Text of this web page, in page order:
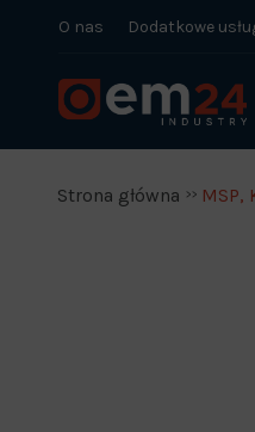
O nas Dodatkowe
Strona główna MSP,